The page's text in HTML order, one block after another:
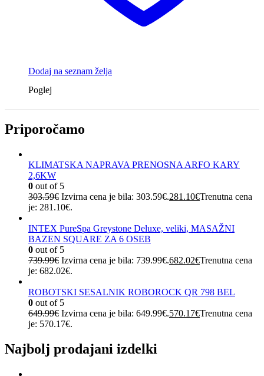
Dodaj na seznam želja
Poglej
Priporočamo
KLIMATSKA NAPRAVA PRENOSNA ARFO KARY
2,6KW
0 out of 5
303.59€ Izvirna cena je bila: 303.59€.281.10€Trenutna cena
je: 281.10€.
INTEX PureSpa Greystone Deluxe, veliki, MASAŽNI
BAZEN SQUARE ZA 6 OSEB
0 out of 5
739.99€ Izvirna cena je bila: 739.99€.682.02€Trenutna cena
je: 682.02€.
ROBOTSKI SESALNIK ROBOROCK QR 798 BEL
0 out of 5
649.99€ Izvirna cena je bila: 649.99€.570.17€Trenutna cena
je: 570.17€.
Najbolj prodajani izdelki